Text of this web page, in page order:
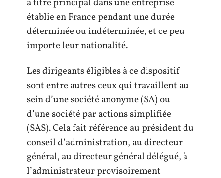
à titre principal dans une entreprise
établie en France pendant une durée
déterminée ou indéterminée, et ce peu
importe leur nationalité.
Les dirigeants éligibles à ce dispositif
sont entre autres ceux qui travaillent au
sein d’une société anonyme (SA) ou
d’une société par actions simplifiée
(SAS). Cela fait référence au président du
conseil d’administration, au directeur
général, au directeur général délégué, à
l’administrateur provisoirement